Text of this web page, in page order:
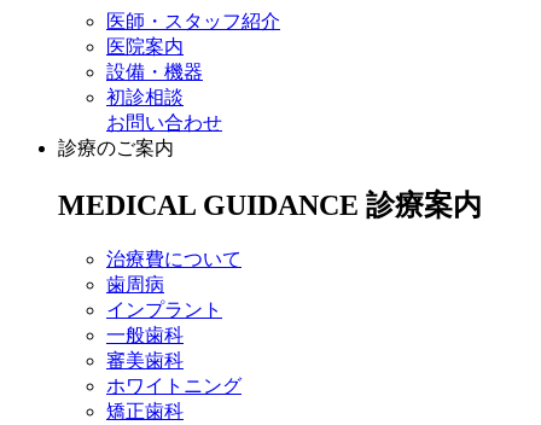
医師・スタッフ紹介
医院案内
設備・機器
初診相談
お問い合わせ
診療のご案内
MEDICAL GUIDANCE 診療案内
治療費について
歯周病
インプラント
一般歯科
審美歯科
ホワイトニング
矯正歯科